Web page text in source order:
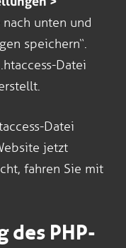
unten und
speichern“.
Datei
Datei
jetzt
fahren Sie mit
des PHP-